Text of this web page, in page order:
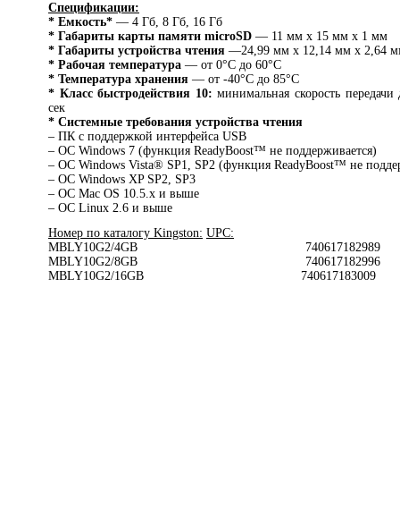
Спецификации:
* Емкость* — 4 Гб, 8 Гб, 16 Гб
* Габариты карты памяти microSD — 11 мм x 15 мм x 1 мм
* Габариты устройства чтения —24,99 мм x 12,14 мм x 2,64
* Рабочая температура — от 0°C до 60°C
* Температура хранения — от -40°C до 85°C
* Класс быстродействия 10:минимальная скорость
сек
* Системные требования устройства чтения
– ПК с поддержкой интерфейса USB
– ОС Windows 7 (функция ReadyBoost™ не поддерживается)
– ОС Windows Vista® SP1, SP2 (функция ReadyBoost™ не
– ОС Windows XP SP2, SP3
– ОС Mac OS 10.5.x и выше
– ОС Linux 2.6 и выше
Номер по каталогу Kingston: UPC:
MBLY10G2/4GB 740617182989
MBLY10G2/8GB 740617182996
MBLY10G2/16GB 740617183009